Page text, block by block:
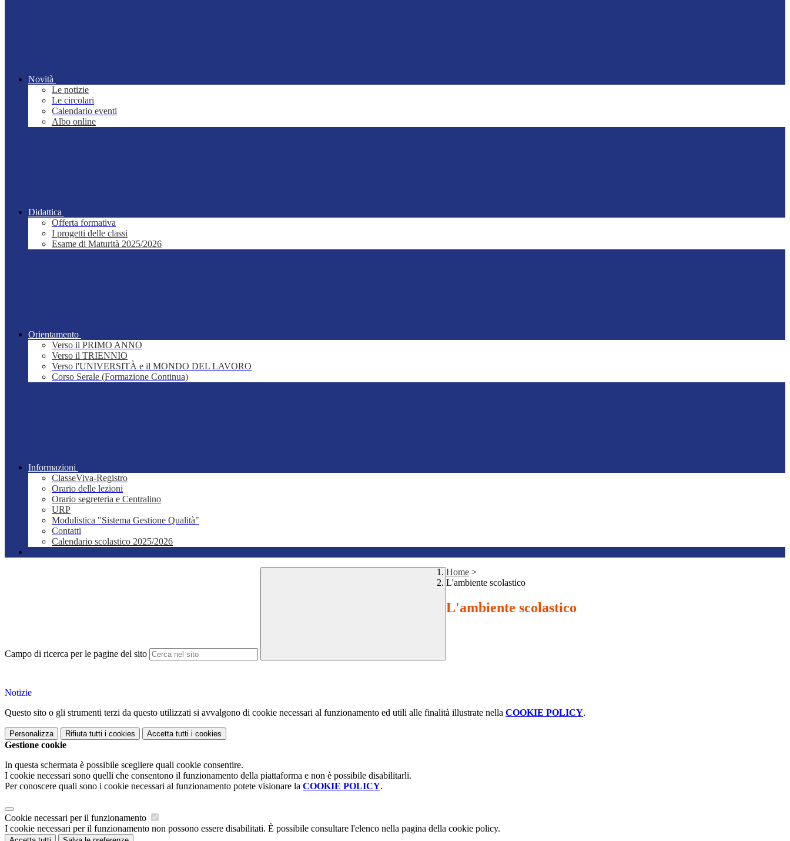
Novità
Le notizie
Le circolari
Calendario eventi
Albo online
Didattica
Offerta formativa
I progetti delle classi
Esame di Maturità 2025/2026
Orientamento
Verso il PRIMO ANNO
Verso il TRIENNIO
Verso l'UNIVERSITÀ e il MONDO DEL LAVORO
Corso Serale (Formazione Continua)
Informazioni
ClasseViva-Registro
Orario delle lezioni
Orario segreteria e Centralino
URP
Modulistica "Sistema Gestione Qualità"
Contatti
Calendario scolastico 2025/2026
Campo di ricerca per le pagine del sito
Home >
L'ambiente scolastico
L'ambiente scolastico
Notizie
Questo sito o gli strumenti terzi da questo utilizzati si avvalgono di cookie necessari al funzionamento ed utili alle finalità illustrate nella COOKIE POLICY.
Personalizza Rifiuta tutti i cookies Accetta tutti i cookies
Gestione cookie
In questa schermata è possibile scegliere quali cookie consentire.
I cookie necessari sono quelli che consentono il funzionamento della piattaforma e non è possibile disabilitarli.
Per conoscere quali sono i cookie necessari al funzionamento potete visionare la COOKIE POLICY.
Cookie necessari per il funzionamento
I cookie necessari per il funzionamento non possono essere disabilitati. È possibile consultare l'elenco nella pagina della cookie policy.